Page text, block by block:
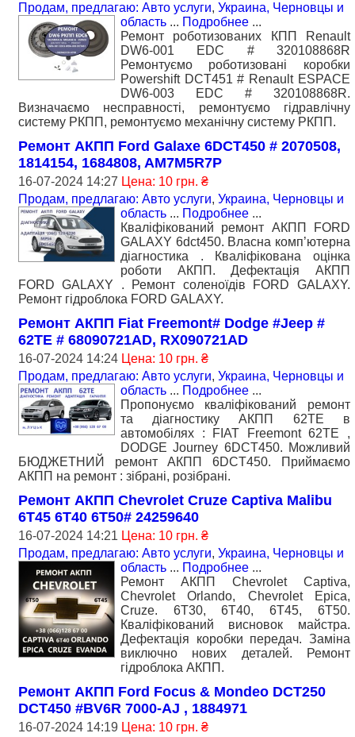
Продам, предлагаю: Авто услуги, Украина, Черновцы и
область ... Подробнее ...
Ремонт роботизованих КПП Renault
DW6-001 EDC # 320108868R
Ремонтуємо роботизовані коробки
Powershift DCT451 # Renault ESPACE
DW6-003 EDC # 320108868R.
Визначаємо несправності, ремонтуємо гідравлічну
систему РКПП, ремонтуємо механічну систему РКПП.
Ремонт АКПП Ford Galaxe 6DCT450 # 2070508,
1814154, 1684808, AM7M5R7P
16-07-2024 14:27 Цена: 10 грн. ₴
Продам, предлагаю: Авто услуги, Украина, Черновцы и
область ... Подробнее ...
Кваліфікований ремонт АКПП FORD
GALAXY 6dct450. Власна комп’ютерна
діагностика . Кваліфікована оцінка
роботи АКПП. Дефектація АКПП
FORD GALAXY . Ремонт соленоїдів FORD GALAXY.
Ремонт гідроблока FORD GALAXY.
Ремонт АКПП Fiat Freemont# Dodge #Jeep #
62TE # 68090721AD, RX090721AD
16-07-2024 14:24 Цена: 10 грн. ₴
Продам, предлагаю: Авто услуги, Украина, Черновцы и
область ... Подробнее ...
Пропонуємо кваліфікований ремонт
та діагностику АКПП 62TE в
автомобілях : FIAT Freemont 62TE ,
DODGE Journey 6DCT450. Можливий
БЮДЖЕТНИЙ ремонт АКПП 6DCT450. Приймаємо
АКПП на ремонт : зібрані, розібрані.
Ремонт АКПП Chevrolet Cruze Captiva Malibu
6T45 6T40 6T50# 24259640
16-07-2024 14:21 Цена: 10 грн. ₴
Продам, предлагаю: Авто услуги, Украина, Черновцы и
область ... Подробнее ...
Ремонт АКПП Chevrolet Captiva,
Chevrolet Orlando, Chevrolet Epica,
Cruze. 6T30, 6T40, 6T45, 6T50.
Кваліфікований висновок майстра.
Дефектація коробки передач. Заміна
виключно нових деталей. Ремонт
гідроблока АКПП.
Ремонт АКПП Ford Focus & Mondeo DCT250
DCT450 #BV6R 7000-AJ , 1884971
16-07-2024 14:19 Цена: 10 грн. ₴